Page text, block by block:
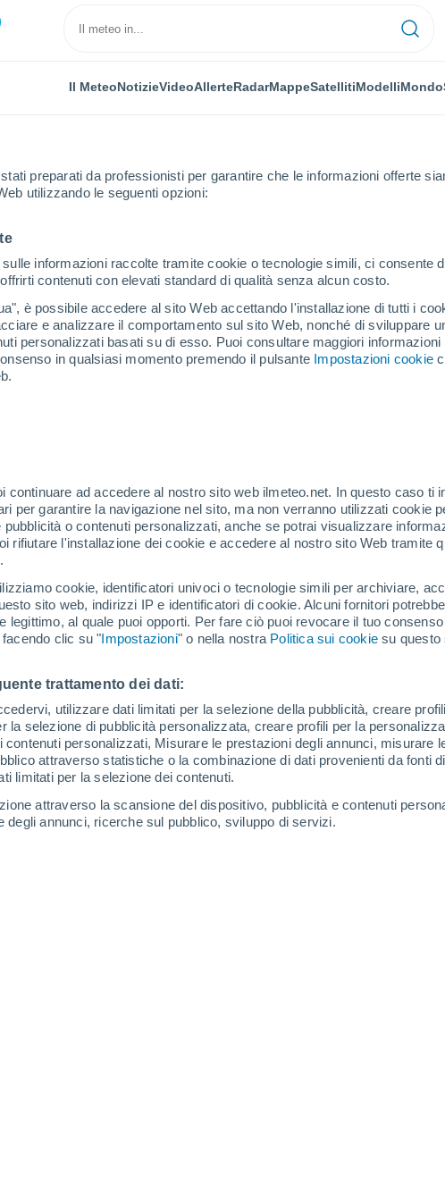
preparati da professionisti per garantire che le informazioni offerte
utilizzando le seguenti opzioni:
informazioni raccolte tramite cookie o tecnologie simili, ci consente
contenuti con elevati standard di qualità senza alcun costo.
è possibile accedere al sito Web accettando l'installazione di tutti i
e analizzare il comportamento sul sito Web, nonché di sviluppare
personalizzati basati su di esso. Puoi consultare maggiori informazioni
in qualsiasi momento premendo il pulsante Impostazioni cookie
continuare ad accedere al nostro sito web ilmeteo.net. In questo caso ti
per garantire la navigazione nel sito, ma non verranno utilizzati cookie
o contenuti personalizzati, anche se potrai visualizzare
rifiutare l'installazione dei cookie e accedere al nostro sito Web tramite
cookie, identificatori univoci o tecnologie simili per archiviare,
sito web, indirizzi IP e identificatori di cookie. Alcuni fornitori
legittimo, al quale puoi opporti. Per fare ciò puoi revocare il tuo
clic su "Impostazioni" o nella nostra Politica sui cookie su questo
trattamento dei dati:
utilizzare dati limitati per la selezione della pubblicità, creare
la selezione di pubblicità personalizzata, creare profili per la
personalizzati, Misurare le prestazioni degli annunci, misurare
attraverso statistiche o la combinazione di dati provenienti da fonti
limitati per la selezione dei contenuti.
attraverso la scansione del dispositivo, pubblicità e contenuti
degli annunci, ricerche sul pubblico, sviluppo di servizi.
Il MeteoNotizieVideoAllerteRadarMappeSatellitiModelliMondo
Novi
di Herceg Novi
Simbolo
34°
26°
Bijela
31°
22°
Kruševice
33°
27°
Kumbor
Sutorina